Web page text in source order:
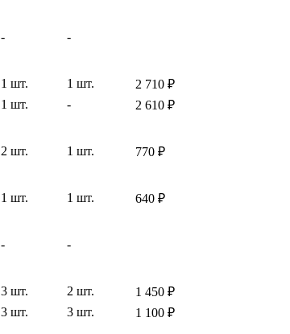
- -
1 шт. 1 шт. 2 710 ₽
1 шт. - 2 610 ₽
2 шт. 1 шт. 770 ₽
1 шт. 1 шт. 640 ₽
- -
3 шт. 2 шт. 1 450 ₽
3 шт. 3 шт. 1 100 ₽